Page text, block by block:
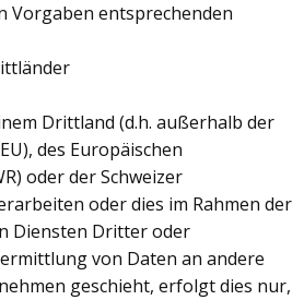
Vorgaben entsprechenden
Drittland (d.h. außerhalb der
des Europäischen
oder der Schweizer
oder dies im Rahmen der
Diensten Dritter oder
von Daten an andere
geschieht, erfolgt dies nur,